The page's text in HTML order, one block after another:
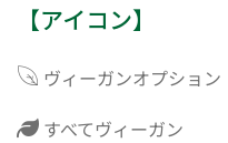
【アイコン】
ヴィーガンオプション
すべてヴィーガン